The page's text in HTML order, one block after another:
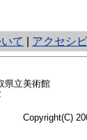
て アクセシ
県立美術館
Copyright(C)